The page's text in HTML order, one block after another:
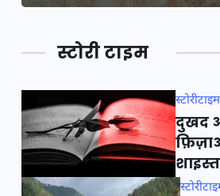
स्टोरी टाइम
स्टोरीटाइम
दुखद